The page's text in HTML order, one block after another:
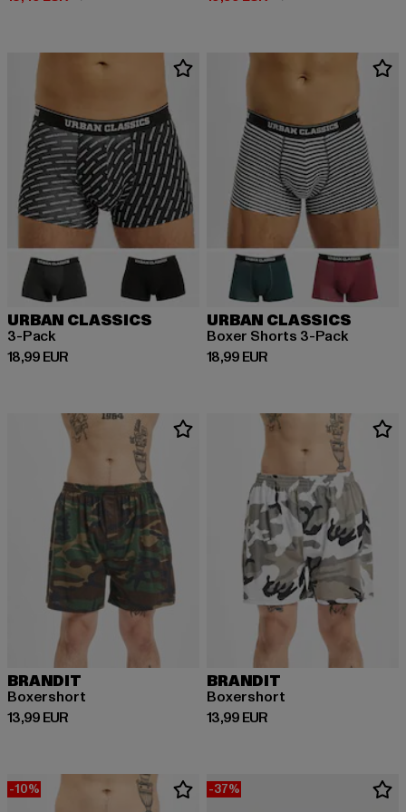
URBAN CLASSICS
3-Pack
18,99 EUR
Derzeitiger Preis: 18,99 EUR
URBAN CLASSICS
Boxer Shorts 3-Pack
18,99 EUR
Derzeitiger Preis: 18,99 EUR
BRANDIT
Boxershort
13,99 EUR
Derzeitiger Preis: 13,99 EUR
BRANDIT
Boxershort
13,99 EUR
Derzeitiger Preis: 13,99 EUR
-10% -37%